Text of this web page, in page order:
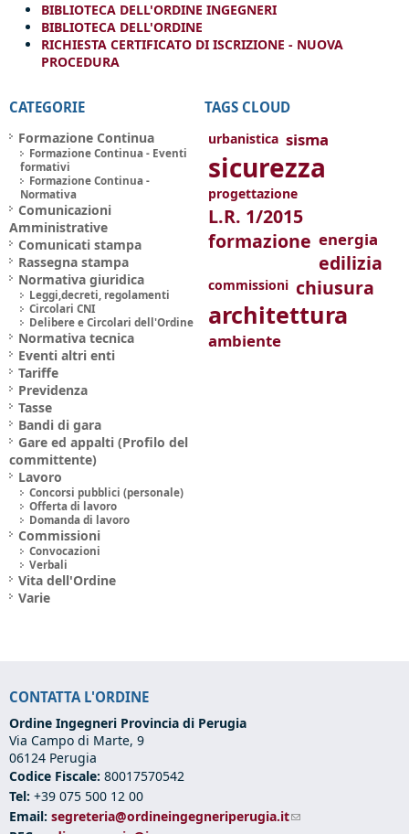
BIBLIOTECA DELL'ORDINE INGEGNERI
BIBLIOTECA DELL'ORDINE
RICHIESTA CERTIFICATO DI ISCRIZIONE - NUOVA
PROCEDURA
CATEGORIE
Formazione Continua
Formazione Continua - Eventi
formativi
Formazione Continua -
Normativa
Comunicazioni
Amministrative
Comunicati stampa
Rassegna stampa
Normativa giuridica
Leggi,decreti, regolamenti
Circolari CNI
Delibere e Circolari dell'Ordine
Normativa tecnica
Eventi altri enti
Tariffe
Previdenza
Tasse
Bandi di gara
Gare ed appalti (Profilo del
committente)
Lavoro
Concorsi pubblici (personale)
Offerta di lavoro
Domanda di lavoro
Commissioni
Convocazioni
Verbali
Vita dell'Ordine
Varie
TAGS CLOUD
urbanistica sisma
sicurezza
progettazione
L.R. 1/2015
formazione energia
edilizia
commissioni chiusura
architettura
ambiente
CONTATTA L'ORDINE
Ordine Ingegneri Provincia di Perugia
Via Campo di Marte, 9
06124 Perugia
Codice Fiscale: 80017570542
Tel: +39 075 500 12 00
Email: segreteria@ordineingegneriperugia.it(link sends e-mail)